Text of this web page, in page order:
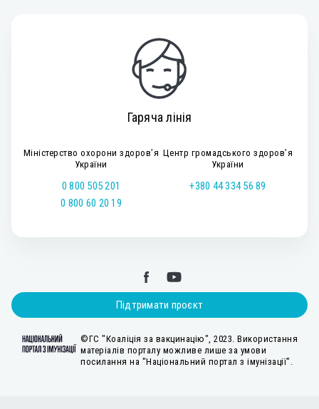
Гаряча лінія
Міністерство охорони здоров’я
України
0 800 505 201
0 800 60 20 19
Центр громадського здоров’я
України
+380 44 334 56 89
Підтримати проєкт
©ГС "Коаліція за вакцинацію", 2023. Використання
матеріалів порталу можливе лише за умови
посилання на "Національний портал з імунізації".